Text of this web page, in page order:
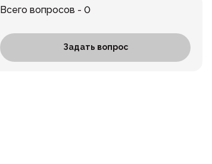
Всего вопросов - 0
Задать вопрос